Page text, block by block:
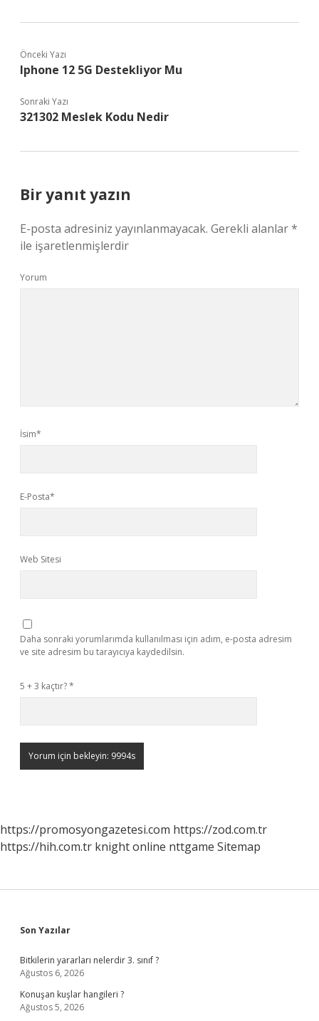
Önceki Yazı
Iphone 12 5G Destekliyor Mu
Sonraki Yazı
321302 Meslek Kodu Nedir
Bir yanıt yazın
E-posta adresiniz yayınlanmayacak. Gerekli alanlar*
ile işaretlenmişlerdir
Yorum
İsim*
E-Posta*
Web Sitesi
Daha sonraki yorumlarımda kullanılması için adım, e-posta adresim
ve site adresim bu tarayıcıya kaydedilsin.
5 + 3 kaçtır?*
https://promosyongazetesi.com https://zod.com.tr
https://hih.com.tr knight online nttgame Sitemap
Sidebar
Son Yazılar
Bitkilerin yararları nelerdir 3. sınıf ?
Ağustos 6, 2026
Konuşan kuşlar hangileri ?
Ağustos 5, 2026